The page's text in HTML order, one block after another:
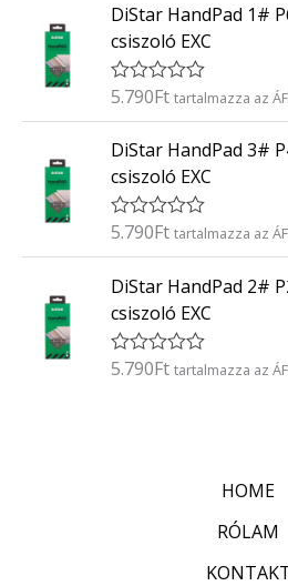
/
5
é
e
l
é
s
:
/
5
DiStar HandPad 1#
csiszoló EXC
É
é
e
l
s
:
/
5
5.790Ft tartalmazza az
DiStar HandPad 3#
csiszoló EXC
É
é
e
l
é
s
5.790Ft tartalmazza az
DiStar HandPad 2#
csiszoló EXC
É
5.790Ft tartalmazza az
HOME
RÓLAM